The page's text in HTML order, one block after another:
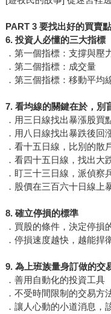
PART 3 要找出好的買賣
6. 投資人必懂的三大指標
．第一個指標：支撐與壓
．第二個指標：成交量
．第三個指標：移動平均
7. 看均線的關鍵在於，別
．用三日線找出暴漲股買
．用八日線找出暴跌後回
．看十五日線，比別的散
．看四十五日線，找出大
．盯三十三日線，派偵察
．股價在三百六十日線上
8. 確立停損的標準
．買股的條件，決定停損
．停損速度越快，越能捍
9. 為上班族量身訂做的交
．善用自動化的投資工具
．不受時間限制的交易方
．讓人心動的小道消息，